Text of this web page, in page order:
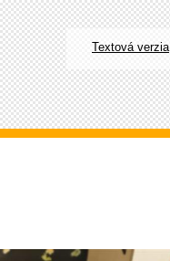
Textová verzia